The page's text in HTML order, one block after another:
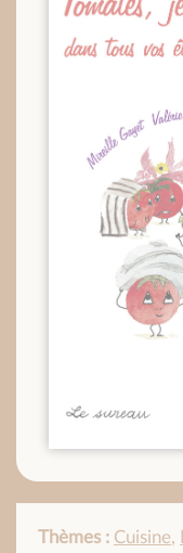
Thèmes : Cuisine,